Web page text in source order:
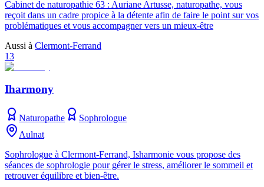
Cabinet de naturopathie 63 : Auriane Artusse, naturopathe, vous
reçoit dans un cadre propice à la détente afin de faire le point sur vos
problématiques et vous accompagner vers un mieux-être
Aussi à Clermont-Ferrand
13
Iharmony
Naturopathe
Sophrologue
Aulnat
Sophrologue à Clermont-Ferrand, Isharmonie vous propose des
séances de sophrologie pour gérer le stress, améliorer le sommeil et
retrouver équilibre et bien-être.